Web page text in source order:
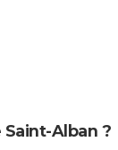
Alban ?